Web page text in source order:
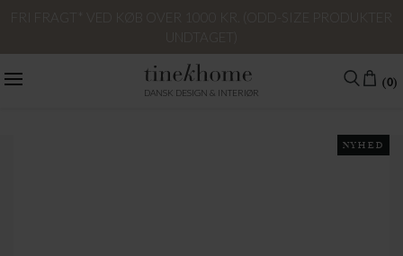
DANSK DESIGN & INTERIØR
(0)
NYHED